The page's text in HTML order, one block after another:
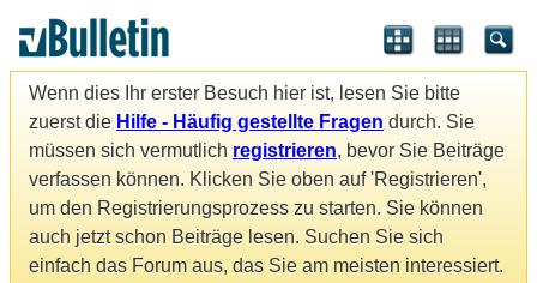
Wenn dies Ihr erster Besuch hier ist, lesen Sie bitte
zuerst die Hilfe - Häufig gestellte Fragen durch. Sie
müssen sich vermutlich registrieren, bevor Sie Beiträge
verfassen können. Klicken Sie oben auf 'Registrieren',
um den Registrierungsprozess zu starten. Sie können
auch jetzt schon Beiträge lesen. Suchen Sie sich
einfach das Forum aus, das Sie am meisten interessiert.